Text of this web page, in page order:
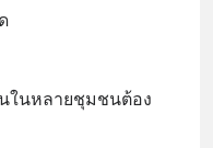
ในหลายชุมชนต้อง